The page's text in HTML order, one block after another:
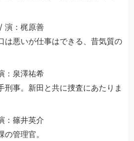
演：梶原善
は悪いが仕事はできる、昔気質の
：泉澤祐希
刑事。新田と共に捜査にあたりま
：篠井英介
管理官。